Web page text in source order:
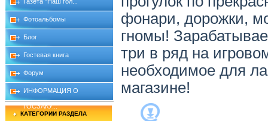
Фотоальбомы
Блог
Гостевая книга
Форум
ИНФОРМАЦИЯ О
ГОСЗАКУ...
КАТЕГОРИИ РАЗДЕЛА
фонари, дорожки,
гномы!
три в ряд на
необходимое для
магазине!